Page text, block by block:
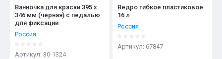
Ванночка для краски 395 х
346 мм (черная) с педалью
для фиксации
Россия
Артикул: 30-1324
Ведро гибкое пластиковое
16 л
Россия
Артикул: 67847